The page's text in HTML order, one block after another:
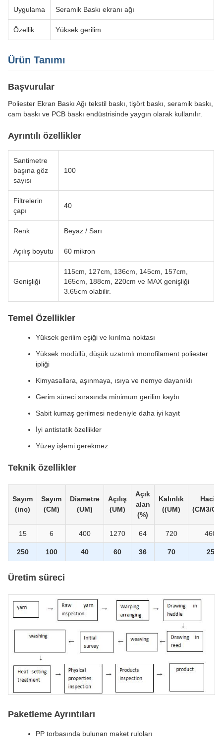
Uygulama Seramik Baskı ekranı ağı
Özellik Yüksek gerilim
Ürün Tanımı
Başvurular
Poliester Ekran Baskı Ağı tekstil baskı, tişört baskı, seramik baskı,
cam baskı ve PCB baskı endüstrisinde yaygın olarak kullanılır.
Ayrıntılı özellikler
Santimetre
başına göz
sayısı
100
Filtrelerin
çapı
40
Renk Beyaz / Sarı
Açılış boyutu 60 mikron
Genişliği
115cm, 127cm, 136cm, 145cm, 157cm,
165cm, 188cm, 220cm ve MAX genişliği
3.65cm olabilir.
Temel Özellikler
Yüksek gerilim eşiği ve kırılma noktası
Yüksek modüllü, düşük uzatımlı monofilament poliester
ipliği
Kimyasallara, aşınmaya, ısıya ve nemye dayanıklı
Gerim süreci sırasında minimum gerilim kaybı
Sabit kumaş gerilmesi nedeniyle daha iyi kayıt
İyi antistatik özellikler
Yüzey işlemi gerekmez
Teknik özellikler
Sayım
(inç)
Sayım
(CM)
Diametre
(UM)
Açılış
(UM)
Açık
alan
(%)
Kalınlık
((UM)
Hacim
(CM3/
15 6 400 1270 64 720 460
250 100 40 60 36 70 25
Üretim süreci
Paketleme Ayrıntıları
PP torbasında bulunan maket ruloları